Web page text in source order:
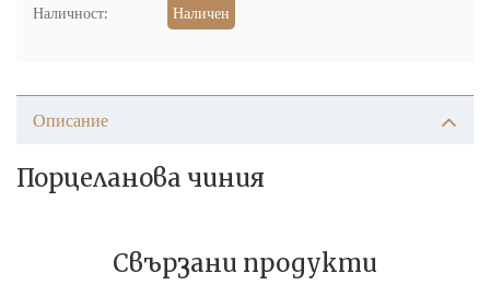
Наличност: Наличен
Описание
Порцеланова чиния
Свързани продукти